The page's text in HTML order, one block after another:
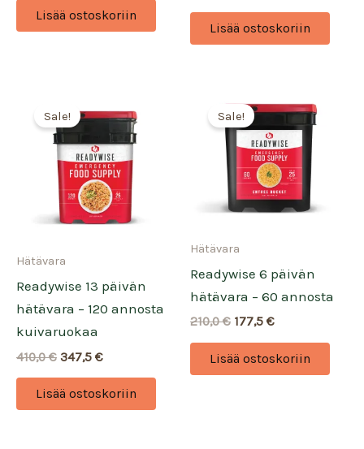
oli:
240,0 €.204,0 €.
Lisää ostoskoriin
oli:
339,0 €.288,5 €.
Lisää ostoskoriin
Sale!
Hätävara
Readywise 13 päivän
hätävara – 120 annosta
kuivaruokaa
410,0€ Alkuperäinen
oli:
410,0 €.
347,5 €Nykyinen
on:
347,5 €.
Lisää ostoskoriin
Sale!
Hätävara
Readywise 6 päivän
hätävara – 60 annosta
210,0€ Alkuperäinen
oli:
210,0 €.
177,5 €Nykyinen
on:
177,5 €.
Lisää ostoskoriin